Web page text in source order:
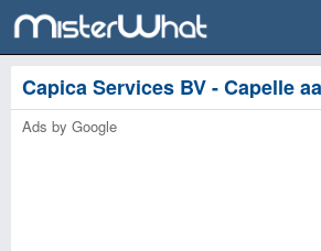
Ads by Google